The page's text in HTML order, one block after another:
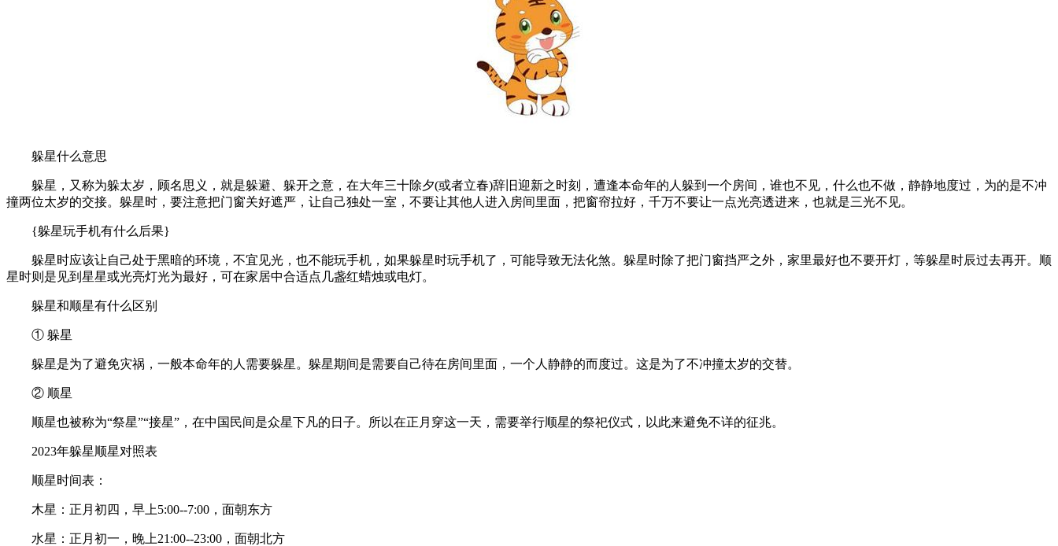
躲星什么意思
躲星，又称为躲太岁，顾名思义，就是躲避、躲开之意，在大年三十除夕(或者立春)辞旧迎新之时刻，遭逢本命年的人躲到一个房间，谁也不见，什么也不做，静静地度过，为的是不冲
撞两位太岁的交接。躲星时，要注意把门窗关好遮严，让自己独处一室，不要让其他人进入房间里面，把窗帘拉好，千万不要让一点光亮透进来，也就是三光不见。
{躲星玩手机有什么后果}
躲星时应该让自己处于黑暗的环境，不宜见光，也不能玩手机，如果躲星时玩手机了，可能导致无法化煞。躲星时除了把门窗挡严之外，家里最好也不要开灯，等躲星时辰过去再开。顺
星时则是见到星星或光亮灯光为最好，可在家居中合适点几盏红蜡烛或电灯。
躲星和顺星有什么区别
① 躲星
躲星是为了避免灾祸，一般本命年的人需要躲星。躲星期间是需要自己待在房间里面，一个人静静的而度过。这是为了不冲撞太岁的交替。
② 顺星
顺星也被称为“祭星”“接星”，在中国民间是众星下凡的日子。所以在正月穿这一天，需要举行顺星的祭祀仪式，以此来避免不详的征兆。
2023年躲星顺星对照表
顺星时间表：
木星：正月初四，早上5:00--7:00，面朝东方
水星：正月初一，晚上21:00--23:00，面朝北方